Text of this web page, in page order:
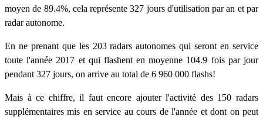
moyen de 89.4%, cela représente 327 jours d'utilisation par an et par
radar autonome.
En ne prenant que les 203 radars autonomes qui seront en service
toute l'année 2017 et qui flashent en moyenne 104.9 fois par jour
pendant 327 jours, on arrive au total de 6 960 000 flashs!
Mais à ce chiffre, il faut encore ajouter l'activité des 150 radars
supplémentaires mis en service au cours de l'année et dont on peut